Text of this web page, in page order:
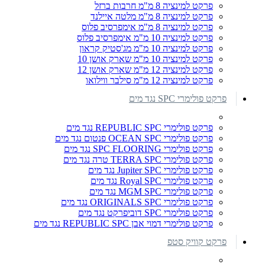
פרקט למינציה 8 מ"מ חרבות ברזל
פרקט למינציה 8 מ"מ מלטה איילנד
פרקט למינציה 8 מ"מ אימפרסיב פלוס
פרקט למינציה 10 מ"מ אימפרסיב פלוס
פרקט למינציה 10 מ"מ מג'סטיק קראון
פרקט למינציה 10 מ"מ שארק אושן 10
פרקט למינציה 12 מ"מ שארק אושן 12
פרקט למינציה 12 מ"מ סילבר ווילואו
פרקט פולימרי SPC נגד מים
פרקט פולימרי REPUBLIC SPC נגד מים
פרקט פולימרי OCEAN SPC פנטום נגד מים
פרקט פולימרי SPC FLOORING נגד מים
פרקט פולימרי TERRA SPC טרה נגד מים
פרקט פולימרי Jupiter SPC נגד מים
פרקט פולימרי Royal SPC נגד מים
פרקט פולימרי MGM SPC נגד מים
פרקט פולימרי ORIGINALS SPC נגד מים
פרקט פולימרי SPC דוביפרקט נגד מים
פרקט פולימרי דמוי אבן REPUBLIC SPC נגד מים
פרקט קוויק סטפ